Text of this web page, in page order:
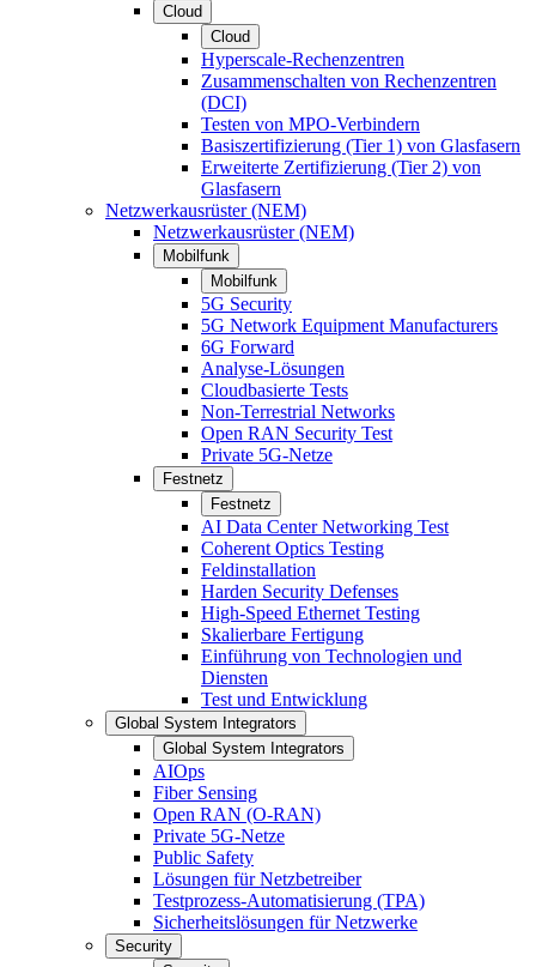
Cloud
Cloud
Hyperscale-Rechenzentren
Zusammenschalten von Rechenzentren
(DCI)
Testen von MPO-Verbindern
Basiszertifizierung (Tier 1) von Glasfasern
Erweiterte Zertifizierung (Tier 2) von
Glasfasern
Netzwerkausrüster (NEM)
Netzwerkausrüster (NEM)
Mobilfunk
Mobilfunk
5G Security
5G Network Equipment Manufacturers
6G Forward
Analyse-Lösungen
Cloudbasierte Tests
Non-Terrestrial Networks
Open RAN Security Test
Private 5G-Netze
Festnetz
Festnetz
AI Data Center Networking Test
Coherent Optics Testing
Feldinstallation
Harden Security Defenses
High-Speed Ethernet Testing
Skalierbare Fertigung
Einführung von Technologien und
Diensten
Test und Entwicklung
Global System Integrators
Global System Integrators
AIOps
Fiber Sensing
Open RAN (O-RAN)
Private 5G-Netze
Public Safety
Lösungen für Netzbetreiber
Testprozess-Automatisierung (TPA)
Sicherheitslösungen für Netzwerke
Security